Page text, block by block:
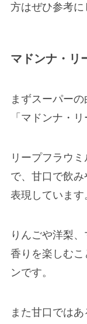
方はぜひ参考に
マドンナ・リ
まずスーパー
「マドンナ・
リープフラウ
で、甘口で飲
表現しています
りんごや洋梨
香りを楽しむ
ンです。
また甘口では